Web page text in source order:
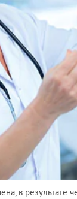
в результате